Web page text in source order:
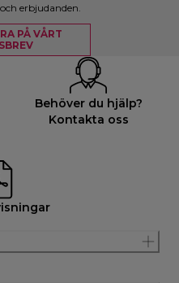
erbjudanden.
PÅ VÅRT
Behöver du hjälp?
Kontakta oss